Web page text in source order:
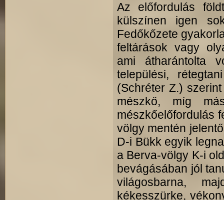
Az előfordulás
külszínen igen
Fedőkőzete
feltárások vagy
ami átharántolta
települési,
(Schréter Z.)
mészkő, míg
mészkőelőfordulás
völgy mentén
D-i Bükk egyik
a Berva-völgy K-i
bevágásában jól
világosbarna,
kékesszürke,